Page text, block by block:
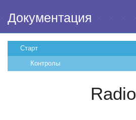
Документация
Старт
Контролы
Radio